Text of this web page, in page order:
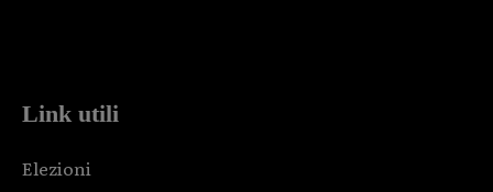
Link utili
Elezioni